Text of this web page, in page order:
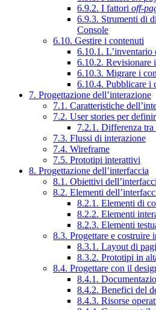
6.9.2. I fattori off-
6.9.3. Strumenti di
Console
6.10. Gestire i contenuti
6.10.1. L’inventario
6.10.2. Revisionare
6.10.3. Migrare i
6.10.4. Pubblicare i
7. Progettazione dell’interazione
7.1. Caratteristiche
7.2. User stories per
7.2.1. Differenza tra
7.3. Flussi di interazione
7.4. Wireframe
7.5. Prototipi interattivi
8. Progettazione dell’interfaccia
8.1. Obiettivi
8.2. Elementi
8.2.1. Elementi di
8.2.2. Elementi
8.2.3. Elementi
8.3. Progettare e costruire
8.3.1. Layout di
8.3.2. Prototipi in
8.4. Progettare con il
8.4.1.
8.4.2. Benefici del
8.4.3. Risorse